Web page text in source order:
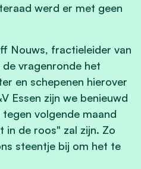
werd er met geen
Nouws, fractieleider van
vragenronde het
en schepenen hierover
Essen zijn we benieuwd
volgende maand
in de roos" zal zijn. Zo
steentje bij om het te